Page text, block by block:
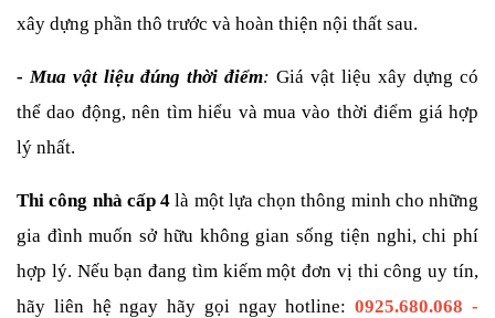
xây dựng phần thô trước và hoàn thiện nội thất sau.
- Mua vật liệu đúng thời điểm: Giá vật liệu xây dựng có
thể dao động, nên tìm hiểu và mua vào thời điểm giá hợp
lý nhất.
Thi công nhà cấp 4 là một lựa chọn thông minh cho những
gia đình muốn sở hữu không gian sống tiện nghi, chi phí
hợp lý. Nếu bạn đang tìm kiếm một đơn vị thi công uy tín,
hãy liên hệ ngay hãy gọi ngay hotline: 0925.680.068 -